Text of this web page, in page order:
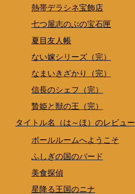
熱帯デラシネ宝飾店
七つ屋志のぶの宝石匣
夏目友人帳
ない嫁シリーズ（完）
なまいきざかり（完）
信長のシェフ（完）
贄姫と獣の王（完）
タイトル名（は～ほ）のレビュー
ボールルームへようこそ
ふしぎの国のバード
美食探偵
星降る王国のニナ